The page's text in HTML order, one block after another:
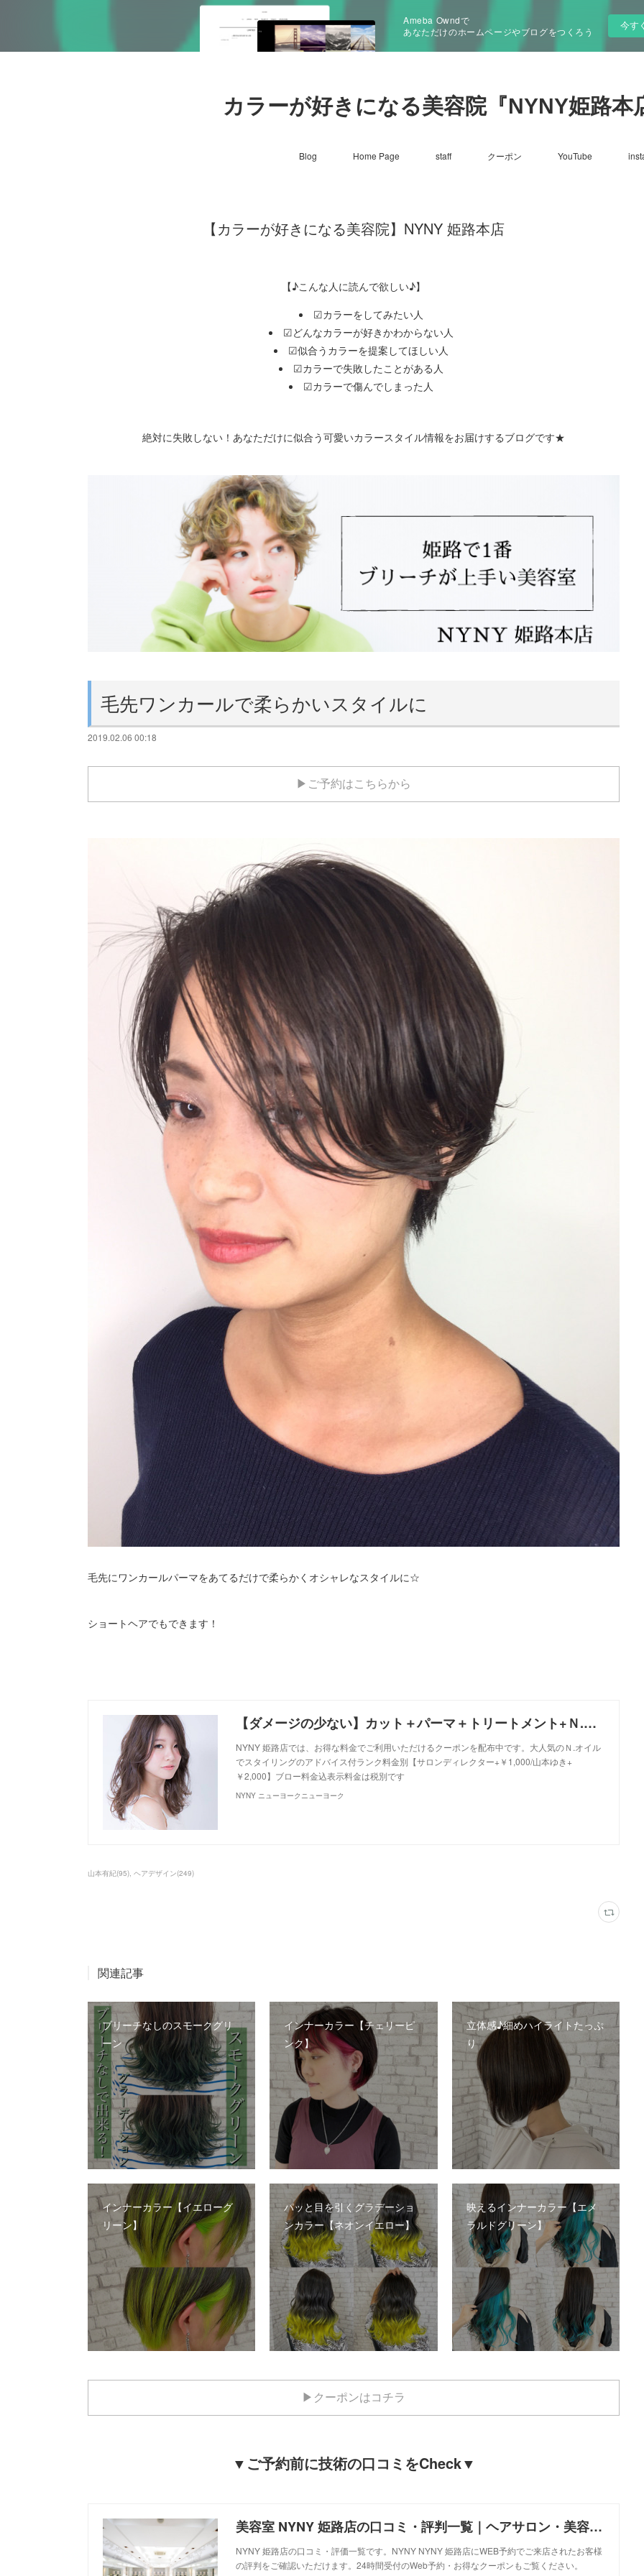
Ameba Owndで
あなただけのホームページやブログをつくろう
今す
カラーが好きになる美容院『NYNY姫路本
Blog Home Page staff クーポン YouTube
【カラーが好きになる美容院】NYNY 姫路本店
【♪こんな人に読んで欲しい♪】
☑カラーをしてみたい人
☑どんなカラーが好きかわからない人
☑似合うカラーを提案してほしい人
☑カラーで失敗したことがある人
☑カラーで傷んでしまった人
絶対に失敗しない！あなただけに似合う可愛いカラースタイル情報をお届けするブログです★
毛先ワンカールで柔らかいスタイルに
2019.02.06 00:18
▶ご予約はこちらから
毛先にワンカールパーマをあてるだけで柔らかくオシャレなスタイルに☆
ショートヘアでもできます！
【ダメージの少ない】カット＋パーマ＋トリートメント+Ｎ.オイル付｜クーポン｜美容室 NYNY NYNY 姫路店｜ヘアサロン・美容院｜ニューヨークニューヨーク
NYNY 姫路店では、お得な料金でご利用いただけるクーポンを配布中です。大人気のＮ.オイル
でスタイリングのアドバイス付ランク料金別【サロンディレクター+￥1,000/山本ゆき+
￥2,000】ブロー料金込表示料金は税別です
NYNY ニューヨークニューヨーク
山本有紀(95) ヘアデザイン(249)
関連記事
ブリーチなしのスモークグリ
ーン
インナーカラー【チェリーピ
ンク】
立体感♪細めハイライトたっぷ
り
インナーカラー【イエローグ
リーン】
パッと目を引くグラデーショ
ンカラー【ネオンイエロー】
映えるインナーカラー【エメ
ラルドグリーン】
▶クーポンはコチラ
▼ご予約前に技術の口コミをCheck▼
美容室 NYNY 姫路店の口コミ・評判一覧｜ヘアサロン・美容院｜ニューヨークニューヨーク
NYNY 姫路店の口コミ・評価一覧です。NYNY NYNY 姫路店にWEB予約でご来店されたお客様
の評判をご確認いただけます。24時間受付のWeb予約・お得なクーポンもご覧ください。